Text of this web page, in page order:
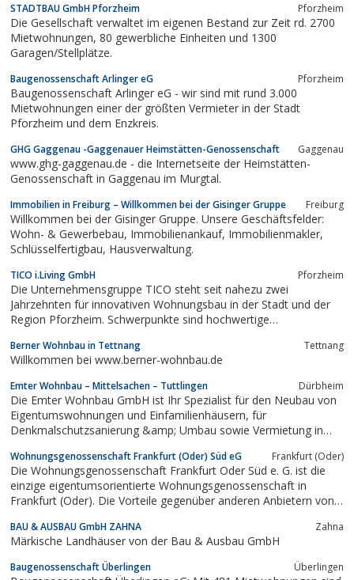
unsere Aufgabe den Menschen ein attraktives, sicheres,
bezahlbares und energieeffizientes Zuhause zu bieten....
STADTBAU GmbH Pforzheim Pforzheim
Die Gesellschaft verwaltet im eigenen Bestand zur Zeit rd. 2700
Mietwohnungen, 80 gewerbliche Einheiten und 1300
Garagen/Stellplätze.
Baugenossenschaft Arlinger eG Pforzheim
Baugenossenschaft Arlinger eG - wir sind mit rund 3.000
Mietwohnungen einer der größten Vermieter in der Stadt
Pforzheim und dem Enzkreis.
GHG Gaggenau -Gaggenauer Heimstätten-Genossenschaft Gaggenau
www.ghg-gaggenau.de - die Internetseite der Heimstätten-
Genossenschaft in Gaggenau im Murgtal.
Immobilien in Freiburg – Willkommen bei der Gisinger Gruppe Freiburg
Willkommen bei der Gisinger Gruppe. Unsere Geschäftsfelder:
Wohn- & Gewerbebau, Immobilienankauf, Immobilienmakler,
Schlüsselfertigbau, Hausverwaltung.
TICO i.Living GmbH Pforzheim
Die Unternehmensgruppe TICO steht seit nahezu zwei
Jahrzehnten für innovativen Wohnungsbau in der Stadt und der
Region Pforzheim. Schwerpunkte sind hochwertige
Urbanes Wohnen.
Berner Wohnbau in Tettnang Tettnang
Willkommen bei www.berner-wohnbau.de
Emter Wohnbau – Mittelsachen – Tuttlingen Dürbheim
Die Emter Wohnbau GmbH ist Ihr Spezialist für den Neubau von
Eigentumswohnungen und Einfamilienhäusern, für
Denkmalschutzsanierung &amp; Umbau sowie Vermietung in
Wohnungsgenossenschaft Frankfurt (Oder) Süd eG Frankfurt (Oder)
Die Wohnungsgenossenschaft Frankfurt Oder Süd e. G. ist die
einzige eigentumsorientierte Wohnungsgenossenschaft in
Frankfurt (Oder). Die Vorteile gegenüber anderen Anbietern von
günstige Wohnungsmieten, sanierter Wohnungsbestand, ein
grünes Wohnumfeld, innovative...
BAU & AUSBAU GmbH ZAHNA Zahna
Märkische Landhäuser von der Bau & Ausbau GmbH
Baugenossenschaft Überlingen Überlingen